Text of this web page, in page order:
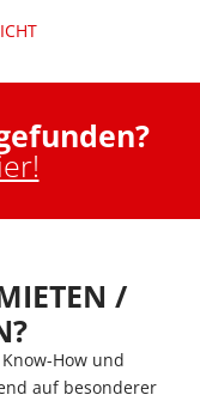
/
How und
auf besonderer